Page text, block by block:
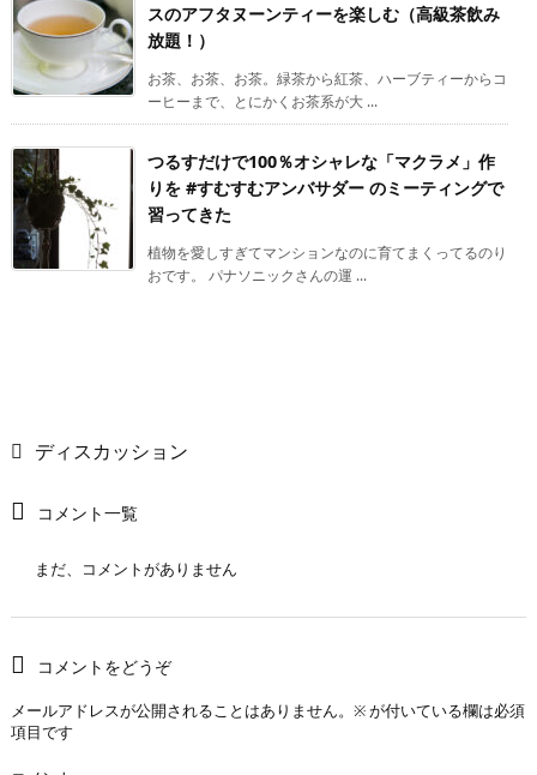
スのアフタヌーンティーを楽しむ（高級茶飲み
放題！）
お茶、お茶、お茶。緑茶から紅茶、ハーブティーからコ
ーヒーまで、とにかくお茶系が大 ...
つるすだけで100％オシャレな「マクラメ」作
りを #すむすむアンバサダー のミーティングで
習ってきた
植物を愛しすぎてマンションなのに育てまくってるのり
おです。 パナソニックさんの運 ...
ディスカッション
コメント一覧
まだ、コメントがありません
コメントをどうぞ
メールアドレスが公開されることはありません。 ※が付いている欄は必須
項目です